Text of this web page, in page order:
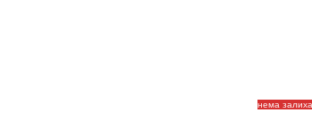
нема залиха